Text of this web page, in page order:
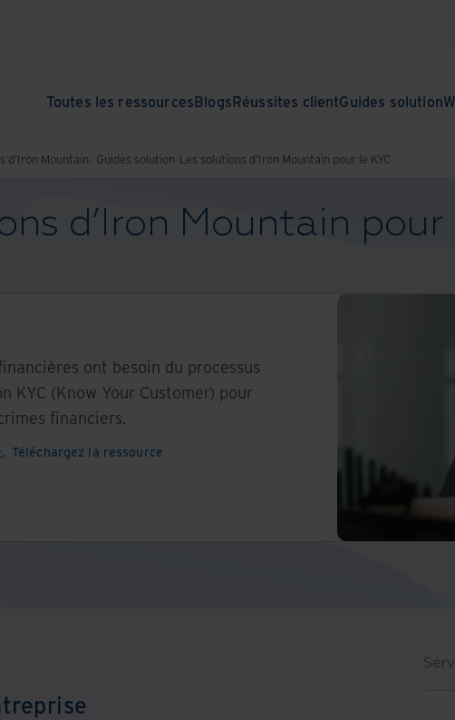
Toutes les ressourcesBlogsRéussites clientGuides solution
d’Iron Mountain. Guides solution Les solutions d’Iron Mountain pour le KYC
d’Iron Mountain pour
ont besoin du processus
KYC (Know Your Customer) pour
financiers.
Téléchargez la ressource